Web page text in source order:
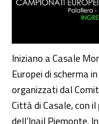
Iniziano a Casale
Europei di scherma
organizzati dal
Città di Casale, con
dell’Inail Piemonte.